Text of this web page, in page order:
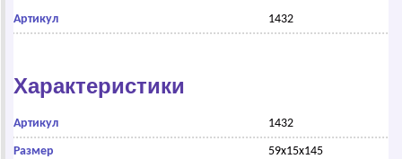
Артикул 1432
Характеристики
Артикул 1432
Размер 59х15х145